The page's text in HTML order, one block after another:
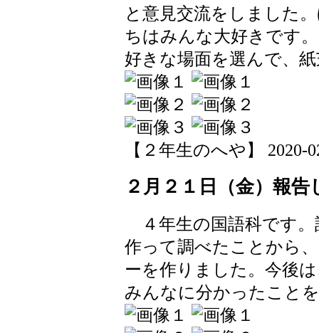
と意見交流をしました
ちはみんな大好きです
好きな場面を選んで、
【２年生のへや】 2020-
２月２１日（金）報
４年生の国語科です
作って調べたことから
ーを作りました。今後
みんなに分かったこと